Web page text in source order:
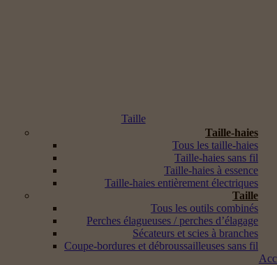
Taille
Taille-haies
Tous les taille-haies
Taille-haies sans fil
Taille-haies à essence
Taille-haies entièrement électriques
Taille
Tous les outils combinés
Perches élagueuses / perches d’élagage
Sécateurs et scies à branches
Coupe-bordures et débroussailleuses sans fil